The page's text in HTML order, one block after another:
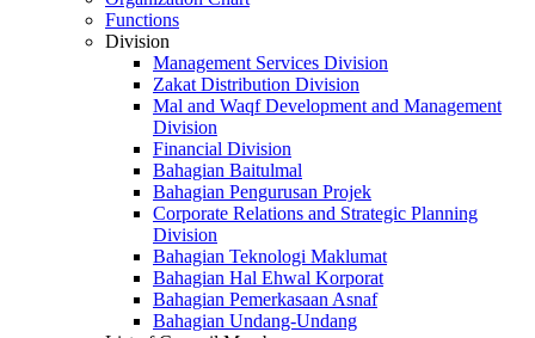
Functions
Division
Management Services Division
Zakat Distribution Division
Mal and Waqf Development and Management
Division
Financial Division
Bahagian Baitulmal
Bahagian Pengurusan Projek
Corporate Relations and Strategic Planning
Division
Bahagian Teknologi Maklumat
Bahagian Hal Ehwal Korporat
Bahagian Pemerkasaan Asnaf
Bahagian Undang-Undang